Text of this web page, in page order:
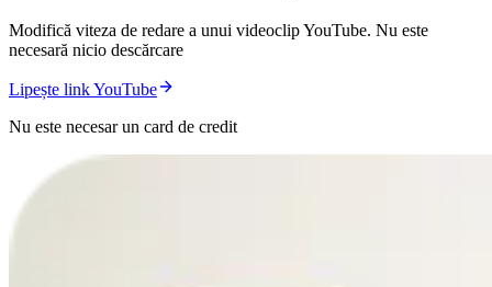
Modifică viteza de redare a unui videoclip YouTube. Nu este
necesară nicio descărcare
Lipește link YouTube
Nu este necesar un card de credit